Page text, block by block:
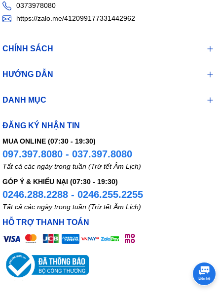
0373978080
https://zalo.me/412099177331442962
CHÍNH SÁCH
HƯỚNG DẪN
DANH MỤC
ĐĂNG KÝ NHẬN TIN
MUA ONLINE (07:30 - 19:30)
097.397.8080 - 037.397.8080
Tất cả các ngày trong tuần (Trừ tết Âm Lịch)
GÓP Ý & KHIẾU NẠI (07:30 - 19:30)
0246.288.2288 - 0246.255.2255
Tất cả các ngày trong tuần (Trừ tết Âm Lịch)
HỖ TRỢ THANH TOÁN